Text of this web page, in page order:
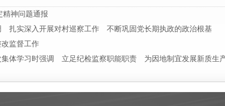
精神问题通报
扎实深入开展对村巡察工作 不断巩固党长期执政的政治根基
监督工作
集体学习时强调 立足纪检监察职能职责 为因地制宜发展新质生